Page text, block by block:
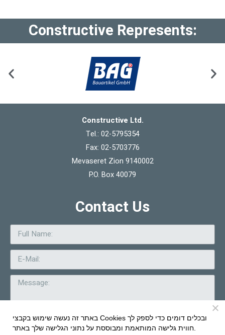
Constructive Represents:
Constructive Ltd.
Tel.: 02-5795354
Fax: 02-5703776
Mevaseret Zion 9140002
P.O. Box 40079
Contact Us
באתר זה נעשה שימוש בקבצי Cookies ובכלים דומים כדי לספק לך